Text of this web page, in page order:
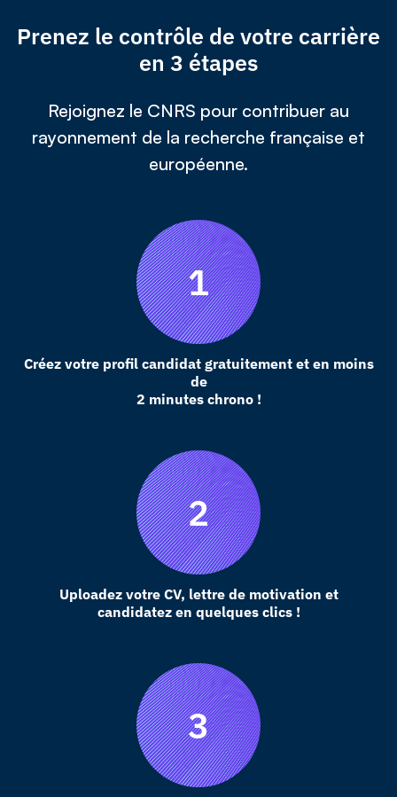
Prenez le contrôle de votre carrière
en 3 étapes
Rejoignez le CNRS pour contribuer au
rayonnement de la recherche française et
européenne.
Créez votre profil candidat gratuitement et en moins
de
2 minutes chrono !
Uploadez votre CV, lettre de motivation et
candidatez en quelques clics !